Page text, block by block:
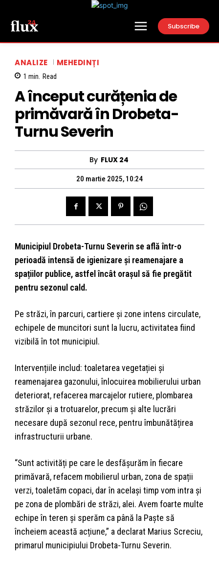
Subscribe
ANALIZE MEHEDINȚI
1 min. Read
A început curățenia de
primăvară în Drobeta-
Turnu Severin
By FLUX 24
20 martie 2025, 10:24
Municipiul Drobeta-Turnu Severin se află într-o
perioadă intensă de igienizare și reamenajare a
spațiilor publice, astfel încât orașul să fie pregătit
pentru sezonul cald.
Pe străzi, în parcuri, cartiere și zone intens circulate,
echipele de muncitori sunt la lucru, activitatea fiind
vizibilă în tot municipiul.
Intervențiile includ: toaletarea vegetației și
reamenajarea gazonului, înlocuirea mobilierului urban
deteriorat, refacerea marcajelor rutiere, plombarea
străzilor și a trotuarelor, precum și alte lucrări
necesare după sezonul rece, pentru îmbunătățirea
infrastructurii urbane.
“Sunt activități pe care le desfășurăm în fiecare
primăvară, refacem mobilierul urban, zona de spații
verzi, toaletăm copaci, dar în același timp vom intra și
pe zona de plombări de străzi, alei. Avem foarte multe
echipe în teren și sperăm ca până la Paște să
încheiem această acțiune,” a declarat Marius Screciu,
primarul municipiului Drobeta-Turnu Severin.